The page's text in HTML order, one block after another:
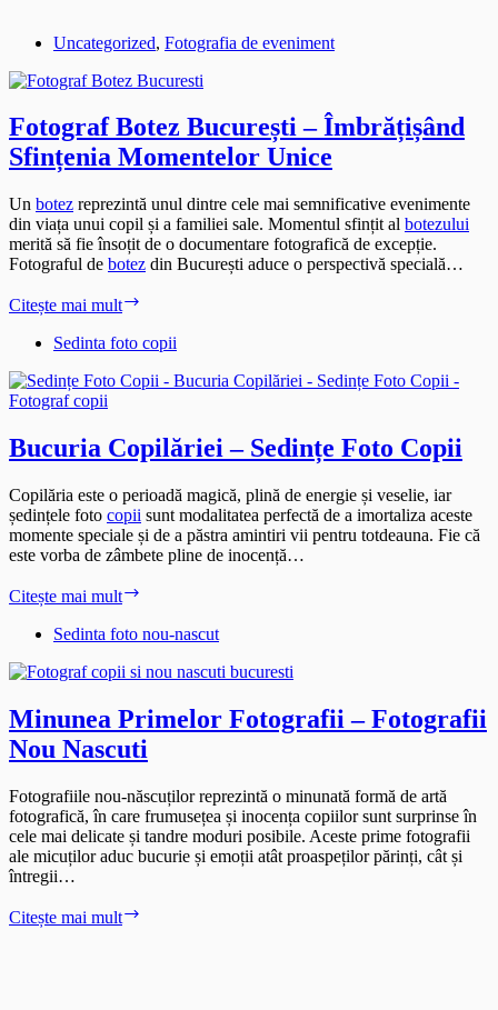
Uncategorized, Fotografia de eveniment
Fotograf Botez București – Îmbrățișând
Sfințenia Momentelor Unice
Un botez reprezintă unul dintre cele mai semnificative evenimente
din viața unui copil și a familiei sale. Momentul sfințit al botezului
merită să fie însoțit de o documentare fotografică de excepție.
Fotograful de botez din București aduce o perspectivă specială…
Citește mai mult
București
Îmbrățișând
Unice
Sedinta foto copii
Bucuria Copilăriei – Sedințe Foto Copii
Copilăria este o perioadă magică, plină de energie și veselie, iar
ședințele foto copii sunt modalitatea perfectă de a imortaliza aceste
momente speciale și de a păstra amintiri vii pentru totdeauna. Fie că
este vorba de zâmbete pline de inocență…
Citește mai mult
–
Foto
Sedinta foto nou-nascut
Minunea Primelor Fotografii – Fotografii
Nou Nascuti
Fotografiile nou-născuților reprezintă o minunată formă de artă
fotografică, în care frumusețea și inocența copiilor sunt surprinse în
cele mai delicate și tandre moduri posibile. Aceste prime fotografii
ale micuților aduc bucurie și emoții atât proaspeților părinți, cât și
întregii…
Citește mai mult